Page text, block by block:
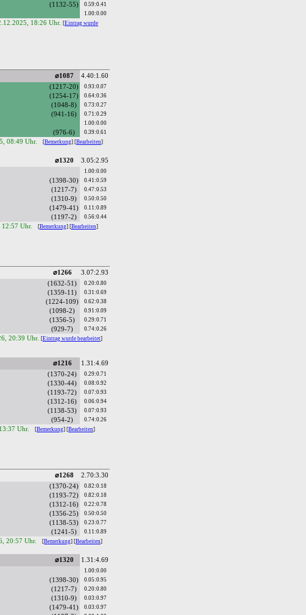
(1132-55) 0.59:0.41
1.00:0.00
18:26 Uhr. [Eintrag wurde
⌀1087
4.40:1.60
(1217-20) 0.93:0.07
(1254-17) 0.64:0.36
(1048-8) 0.73:0.27
(941-16) 0.71:0.29
1.00:0.00
(976-6) 0.39:0.61
08:49 Uhr. [Bemerkung] [Bearbeiten]
⌀1320
3.05:2.95
1.00:0.00
(1398-30) 0.41:0.59
(1217-7) 0.47:0.53
(1310-9) 0.50:0.50
(1479-41) 0.11:0.89
(1197-2) 0.56:0.44
12:57 Uhr. [Bemerkung] [Bearbeiten]
⌀1266
3.07:2.93
(1632-51) 0.20:0.80
(1359-11) 0.31:0.69
(1224-109) 0.62:0.38
(1098-2) 0.91:0.09
(1356-5) 0.29:0.71
(929-7) 0.74:0.26
20:39 Uhr. [Eintrag wurde bearbeitet]
⌀1216
1.31:4.69
(1370-24) 0.29:0.71
(1330-44) 0.08:0.92
(1193-72) 0.07:0.93
(1312-16) 0.06:0.94
(1138-53) 0.07:0.93
(954-2) 0.74:0.26
Uhr. [Bemerkung] [Bearbeiten]
⌀1268
2.70:3.30
(1370-24) 0.82:0.18
(1193-72) 0.82:0.18
(1312-16) 0.22:0.78
(1356-25) 0.50:0.50
(1138-53) 0.23:0.77
(1241-5) 0.11:0.89
20:57 Uhr. [Bemerkung] [Bearbeiten]
⌀1320
1.31:4.69
1.00:0.00
(1398-30) 0.05:0.95
(1217-7) 0.20:0.80
(1310-9) 0.03:0.97
(1479-41) 0.03:0.97